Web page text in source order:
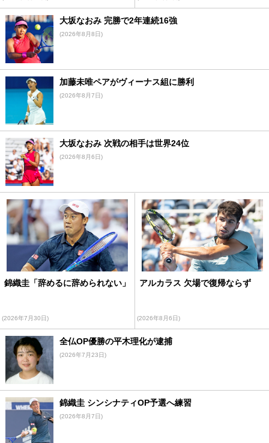
大坂なおみ 完勝で2年連続16強
(2026年8月8日)
加藤未唯ペアがヴィーナス組に勝利
(2026年8月7日)
大坂なおみ 次戦の相手は世界24位
(2026年8月6日)
錦織圭「辞めるに辞められない」
(2026年7月30日)
アルカラス 欠場で復帰ならず
(2026年8月6日)
全仏OP優勝の平木理化が逮捕
(2026年7月23日)
錦織圭 シンシナティOP予選へ練習
(2026年8月7日)